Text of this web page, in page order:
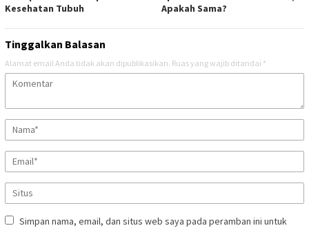
Kesehatan Tubuh
Apakah Sama?
Tinggalkan Balasan
Alamat email Anda tidak akan dipublikasikan. Ruas yang wajib ditandai *
Simpan nama, email, dan situs web saya pada peramban ini untuk